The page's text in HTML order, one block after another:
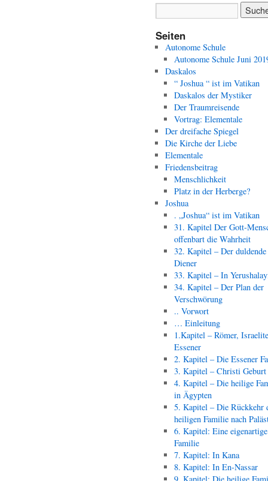
Seiten
Autonome Schule
Autonome Schule Juni
Daskalos
“ Joshua “ ist im Vatikan
Daskalos der Mystiker
Der Traumreisende
Vortrag: Elementale
Der dreifache Spiegel
Die Kirche der Liebe
Elementale
Friedensbeitrag
Menschlichkeit
Platz in der Herberge?
Joshua
. „Joshua“ ist im Vatikan
31. Kapitel Der Gott-
offenbart die Wahrheit
32. Kapitel – Der duldende
Diener
33. Kapitel – In
34. Kapitel – Der Plan der
Verschwörung
.. Vorwort
… Einleitung
1.Kapitel – Römer,
Essener
2. Kapitel – Die Essener
3. Kapitel – Christi Geburt
4. Kapitel – Die heilige
in Ägypten
5. Kapitel – Die Rückkehr
heiligen Familie nach
6. Kapitel: Eine eigenartige
Familie
7. Kapitel: In Kana
8. Kapitel: In En-Nassar